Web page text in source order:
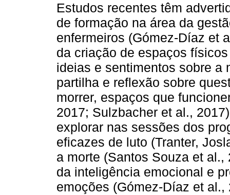
Estudos recentes têm
de formação na área da
enfermeiros (Gómez-Díaz et
da criação de espaços
ideias e sentimentos sobre a
partilha e reflexão sobre
morrer, espaços que
2017; Sulzbacher et al.,
explorar nas sessões dos
eficazes de luto (Tranter,
a morte (Santos Souza et
da inteligência emocional e
emoções (Gómez-Díaz et al.,